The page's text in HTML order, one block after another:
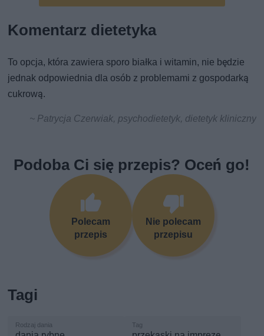
Komentarz dietetyka
To opcja, która zawiera sporo białka i witamin, nie będzie
jednak odpowiednia dla osób z problemami z gospodarką
cukrową.
~ Patrycja Czerwiak, psychodietetyk, dietetyk kliniczny
Podoba Ci się przepis? Oceń go!
Polecam
przepis
Nie polecam
przepisu
Tagi